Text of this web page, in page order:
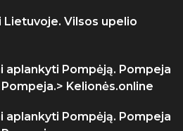
Vilsos upelio
aplankyti Pompėją. Pompeja
Kelionės.online
aplankyti Pompėją. Pompeja